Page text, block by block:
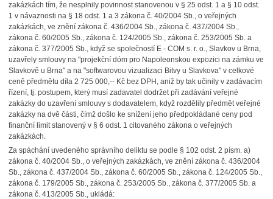
zakázkách tím, že nesplnily povinnost stanovenou v § 25 odst. 1 a § 10 odst.
1 v návaznosti na § 18 odst. 1 a 3 zákona č. 40/2004 Sb., o veřejných
zakázkách, ve znění zákona č. 436/2004 Sb., zákona č. 437/2004 Sb.,
zákona č. 60/2005 Sb., zákona č. 124/2005 Sb., zákona č. 253/2005 Sb. a
zákona č. 377/2005 Sb., když se společností E - COM s. r. o., Slavkov u Brna,
uzavřely smlouvy na "projekční dóm pro Napoleonskou expozici na zámku ve
Slavkově u Brna" a na "softwarovou vizualizaci Bitvy u Slavkova" v celkové
ceně předmětu díla 2 725 000,-- Kč bez DPH, aniž by tak učinily v zadávacím
řízení, tj. postupem, který musí zadavatel dodržet při zadávání veřejné
zakázky do uzavření smlouvy s dodavatelem, když rozdělily předmět veřejné
zakázky na dvě části, čímž došlo ke snížení jeho předpokládané ceny pod
finanční limit stanovený v § 6 odst. 1 citovaného zákona o veřejných
zakázkách.
Za spáchání uvedeného správního deliktu se podle § 102 odst. 2 písm. a)
zákona č. 40/2004 Sb., o veřejných zakázkách, ve znění zákona č. 436/2004
Sb., zákona č. 437/2004 Sb., zákona č. 60/2005 Sb., zákona č. 124/2005 Sb.,
zákona č. 179/2005 Sb., zákona č. 253/2005 Sb., zákona č. 377/2005 Sb. a
zákona č. 413/2005 Sb., ukládá: